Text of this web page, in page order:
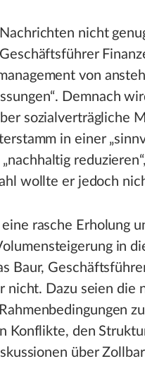
nicht
von
Demnach
sozialverträgliche
in einer
wollte er jedoch
rasche Erholung
in
Baur,
nicht. Dazu seien die
Konflikte, den
über